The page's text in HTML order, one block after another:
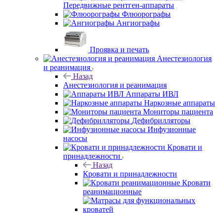
Передвижные рентген-аппараты
Флюорографы
Ангиографы
Проявка и печать
Анестезиология
и реанимация
Назад
Анестезиология и реанимация
Аппараты ИВЛ
Наркозные аппараты
Мониторы пациента
Дефибрилляторы
Инфузионные
насосы
Кровати и
принадлежности
Назад
Кровати и принадлежности
Кровати
реанимационные